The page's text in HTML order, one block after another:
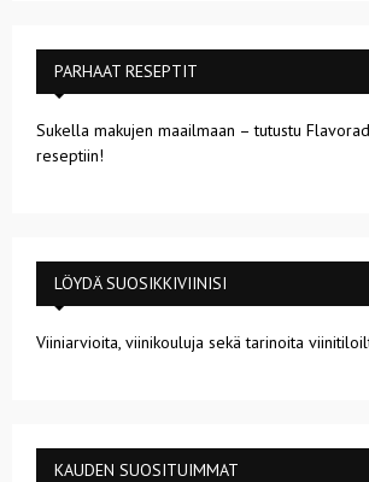
PARHAAT RESEPTIT
Sukella makujen maailmaan – tutustu
reseptiin!
LÖYDÄ SUOSIKKIVIINISI
Viiniarvioita, viinikouluja sekä tarinoita
KAUDEN SUOSITUIMMAT